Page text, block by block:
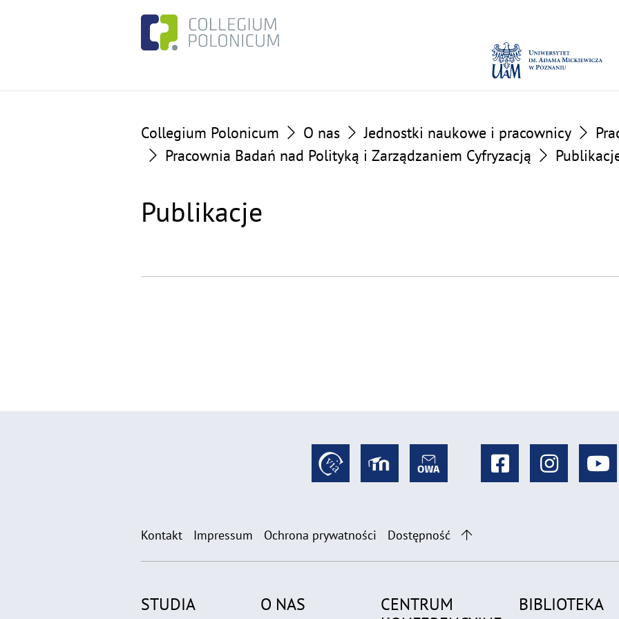
the
the
Collegium Polonicum O nas Jednostki naukowe i pracownicy
Pracownia Badań nad Polityką i Zarządzaniem Cyfryzacją
Publikacje
Kontakt Impressum Ochrona prywatności Dostępność
STUDIA O NAS
CENTRUM
BIBLIOTEKA